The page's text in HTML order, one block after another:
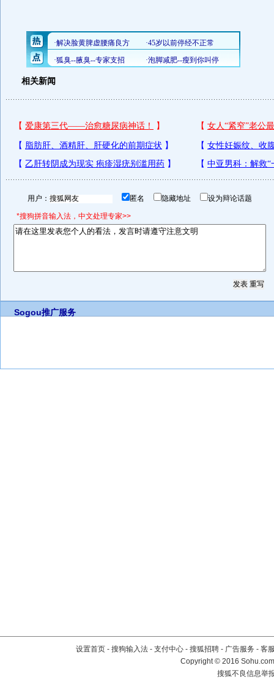
相关新闻
用户： 匿名 隐藏地址 设为辩论话题
*搜狗拼音输入法，中文处理专家>>
Sogou推广服务
设置首页 - 搜狗输入法 - 支付中心 - 搜狐招聘 - 广告服务 - 客
Copyright©2016
搜狐不良信息举